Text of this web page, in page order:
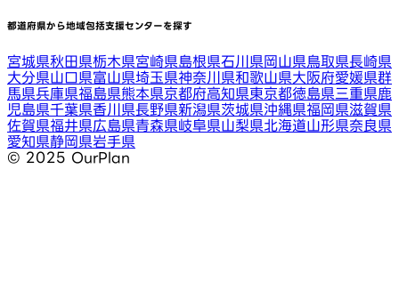
都道府県から地域包括支援センターを探す
宮城県秋田県栃木県宮崎県島根県石川県岡山県鳥取県長崎県
大分県山口県富山県埼玉県神奈川県和歌山県大阪府愛媛県群
馬県兵庫県福島県熊本県京都府高知県東京都徳島県三重県鹿
児島県千葉県香川県長野県新潟県茨城県沖縄県福岡県滋賀県
佐賀県福井県広島県青森県岐阜県山梨県北海道山形県奈良県
愛知県静岡県岩手県
©︎ 2025 OurPlan